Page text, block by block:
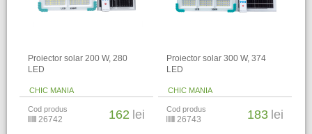
Proiector solar 200 W, 280
LED
CHIC MANIA
Cod produs
26742 162 lei
Proiector solar 300 W, 374
LED
CHIC MANIA
Cod produs
26743 183 lei